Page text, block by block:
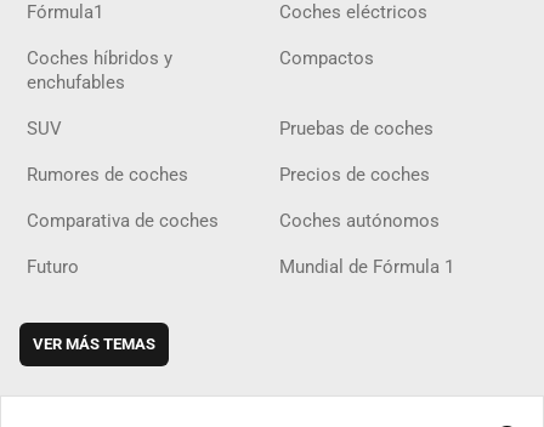
Fórmula1 Coches eléctricos
Coches híbridos y
enchufables
Compactos
SUV Pruebas de coches
Rumores de coches Precios de coches
Comparativa de coches Coches autónomos
Futuro Mundial de Fórmula 1
VER MÁS TEMAS